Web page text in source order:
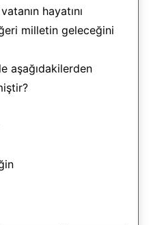
hayatını
milletin geleceğini
aşağıdakilerden